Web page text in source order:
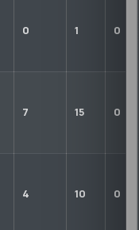
0 1 0
7 15 0
4 10 0